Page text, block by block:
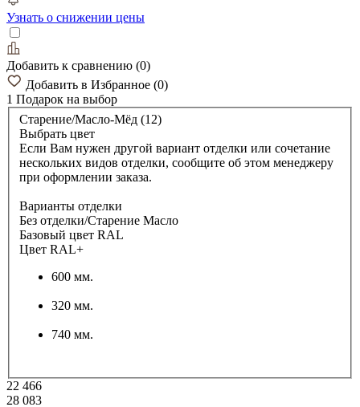
Узнать о снижении цены
Добавить к сравнению (0)
Добавить в Избранное (0)
1 Подарок на выбор
Старение/Масло-Мёд (12)
Выбрать цвет
Если Вам нужен другой вариант отделки или сочетание
нескольких видов отделки, сообщите об этом менеджеру
при оформлении заказа.
Варианты отделки
Без отделки/Старение Масло
Базовый цвет RAL
Цвет RAL+
600 мм.
320 мм.
740 мм.
22 466
28 083